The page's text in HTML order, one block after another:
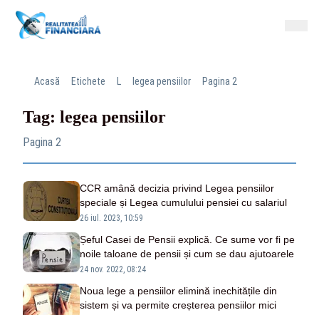
Acasă Etichete legea pensiilor Pagina 2
Tag: legea pensiilor
Pagina 2
CCR amână decizia privind Legea pensiilor
speciale și Legea cumulului pensiei cu salariul
26 iul. 2023, 10:59
Șeful Casei de Pensii explică. Ce sume vor fi pe
noile taloane de pensii și cum se dau ajutoarele
24 nov. 2022, 08:24
Noua lege a pensiilor elimină inechitățile din
sistem și va permite creșterea pensiilor mici